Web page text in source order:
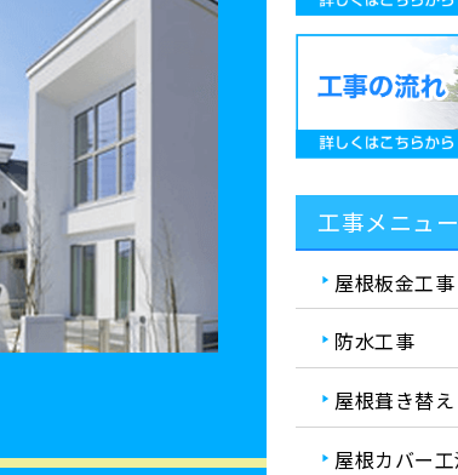
工事メニュー
屋根板金工事
防水工事
屋根葺き替え
屋根カバー